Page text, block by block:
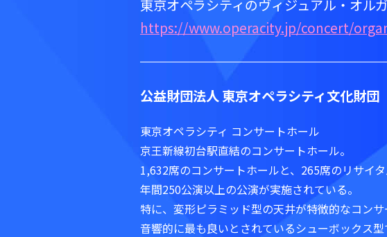
東京オペラシティのヴィジュアル・オル
https://www.operacity.jp/concert/
公益財団法人 東京オペラシティ文化財団
東京オペラシティ コンサートホール
京王新線初台駅直結のコンサートホール。
1,632席のコンサートホールと、265席のリサイタ
年間250公演以上の公演が実施されている。
特に、変形ピラミッド型の天井が特徴的なコンサ
音響的に最も良いとされているシューボックス型